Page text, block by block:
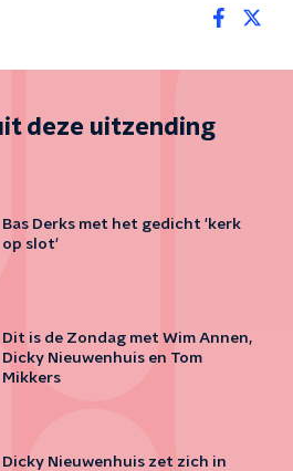
deze uitzending
Bas Derks met het gedicht 'kerk
op slot'
Dit is de Zondag met Wim Annen,
Dicky Nieuwenhuis en Tom
Mikkers
Dicky Nieuwenhuis zet zich in